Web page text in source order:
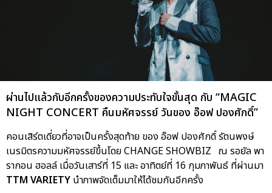
ผ่านไปแล้วกับอีกครั้งของความประทับใจขั้นสุด กับ “MAGIC
NIGHT CONCERT คืนมหัศจรรย์ วันของ อ๊อฟ ปองศักดิ์”
คอนเสิร์ตเดี่ยวที่อาจเป็นครั้งสุดท้าย ของ อ๊อฟ ปองศักดิ์ รัตนพงษ์
เนรมิตรความมหัศจรรย์ขึ้นโดย CHANGE SHOWBIZ ณ รอยัล พา
รากอน ฮอลล์ เมื่อวันเสาร์ที่ 15 และ อาทิตย์ที่ 16 กุมภาพันธ์ ที่ผ่านมา
TTM VARIETY นำภาพจัดเต็มมาให้ได้ชมกันอีกครั้ง